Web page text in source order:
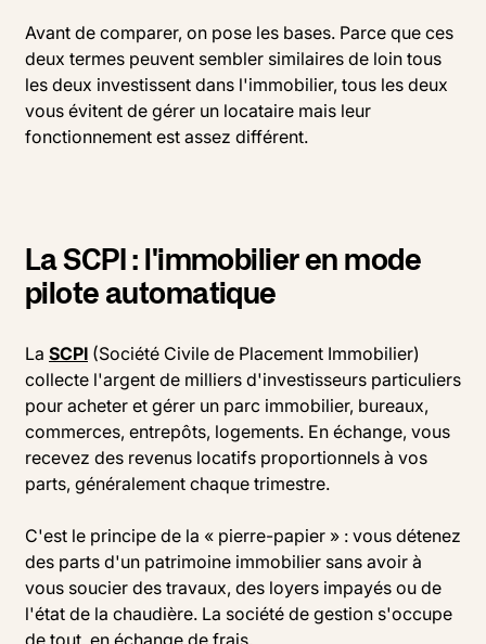
Avant de comparer, on pose les bases. Parce que ces
deux termes peuvent sembler similaires de loin tous
les deux investissent dans l'immobilier, tous les deux
vous évitent de gérer un locataire mais leur
fonctionnement est assez différent.
La SCPI : l'immobilier en mode
pilote automatique
La SCPI (Société Civile de Placement Immobilier)
collecte l'argent de milliers d'investisseurs particuliers
pour acheter et gérer un parc immobilier, bureaux,
commerces, entrepôts, logements. En échange, vous
recevez des revenus locatifs proportionnels à vos
parts, généralement chaque trimestre.
C'est le principe de la « pierre-papier » : vous détenez
des parts d'un patrimoine immobilier sans avoir à
vous soucier des travaux, des loyers impayés ou de
l'état de la chaudière. La société de gestion s'occupe